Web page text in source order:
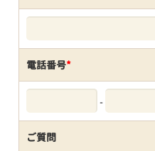
電話番号*
-
ご質問